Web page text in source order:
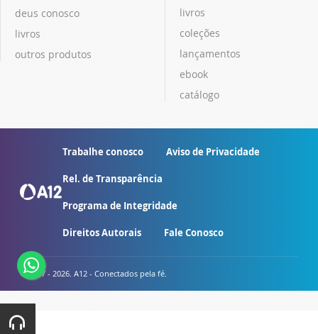
deus conosco
livros
outros produtos
livros
coleções
lançamentos
ebook
catálogo
Trabalhe conosco Aviso de Privacidade
Rel. de Transparência
Programa de Integridade
Direitos Autorais Fale Conosco
© 2007 - 2026. A12 - Conectados pela fé.